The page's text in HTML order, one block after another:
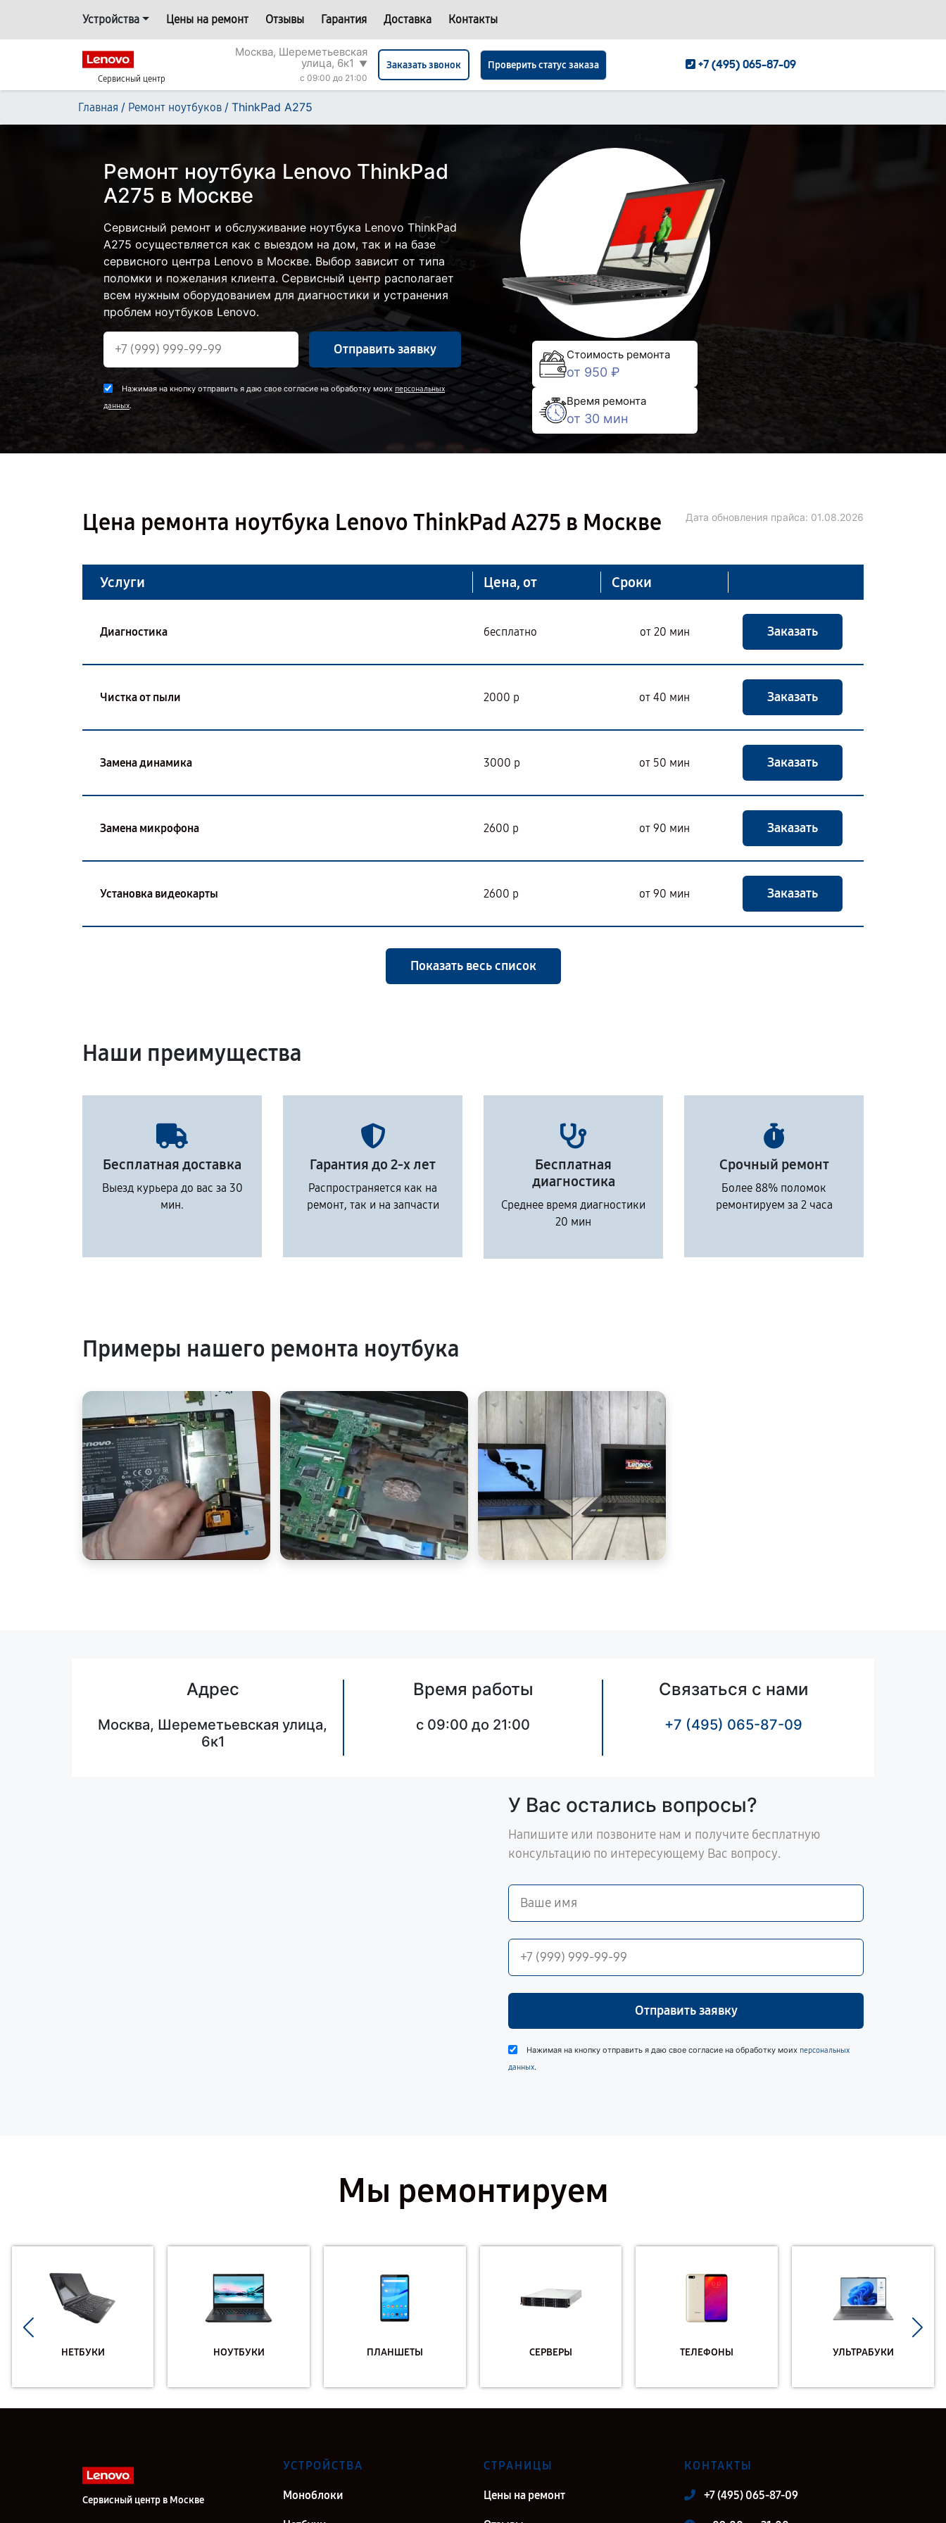
Устройства Цены на ремонт Отзывы Гарантия Доставка Контакты
Сервисный центр
Москва, Шереметьевская
улица, 6к1
▼
c 09:00 до 21:00
Заказать звонок Проверить статус заказа +7 (495) 065-87-09
Главная / Ремонт ноутбуков / ThinkPad A275
Ремонт ноутбука Lenovo ThinkPad
A275 в Москве
Сервисный ремонт и обслуживание ноутбука Lenovo ThinkPad
A275 осуществляется как с выездом на дом, так и на базе
сервисного центра Lenovo в Москве. Выбор зависит от типа
поломки и пожелания клиента. Сервисный центр располагает
всем нужным оборудованием для диагностики и устранения
проблем ноутбуков Lenovo.
Отправить заявку
Нажимая на кнопку отправить я даю свое согласие на обработку моих персональных
данных.
Стоимость ремонта
от 950 ₽
Время ремонта
от 30 мин
Цена ремонта ноутбука Lenovo ThinkPad A275 в Москве Дата обновления прайса: 01.08.2026
Услуги Цена, от Сроки
Диагностика бесплатно от 20 мин Заказать
Чистка от пыли 2000 р от 40 мин Заказать
Замена динамика 3000 р от 50 мин Заказать
Замена микрофона 2600 р от 90 мин Заказать
Установка видеокарты 2600 р от 90 мин Заказать
Показать весь список
Наши преимущества
Бесплатная доставка
Выезд курьера до вас за 30
мин.
Гарантия до 2-х лет
Распространяется как на
ремонт, так и на запчасти
Бесплатная
диагностика
Среднее время диагностики
20 мин
Срочный ремонт
Более 88% поломок
ремонтируем за 2 часа
Примеры нашего ремонта ноутбука
Адрес
Москва, Шереметьевская улица,
6к1
Время работы
c 09:00 до 21:00
Связаться с нами
+7 (495) 065-87-09
У Вас остались вопросы?
Напишите или позвоните нам и получите бесплатную
консультацию по интересующему Вас вопросу.
Отправить заявку
Нажимая на кнопку отправить я даю свое согласие на обработку моих персональных
данных.
Мы ремонтируем
НЕТБУКИ НОУТБУКИ ПЛАНШЕТЫ СЕРВЕРЫ ТЕЛЕФОНЫ УЛЬТРАБУКИ
Сервисный центр в Москве
УСТРОЙСТВА
Моноблоки
СТРАНИЦЫ
Цены на ремонт
КОНТАКТЫ
+7 (495) 065-87-09